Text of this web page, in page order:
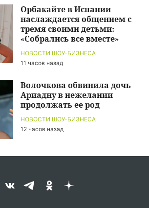
НОВОСТИ ШОУ-БИЗНЕСА
11 часов назад
Орбакайте в Испании
наслаждается общением с
тремя своими детьми:
«Собрались все вместе»
НОВОСТИ ШОУ-БИЗНЕСА
12 часов назад
Волочкова обвинила дочь
Ариадну в нежелании
продолжать ее род